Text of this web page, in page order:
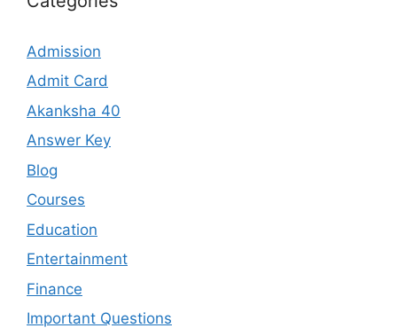
Admission
Admit Card
Akanksha 40
Answer Key
Blog
Courses
Education
Entertainment
Finance
Important Questions